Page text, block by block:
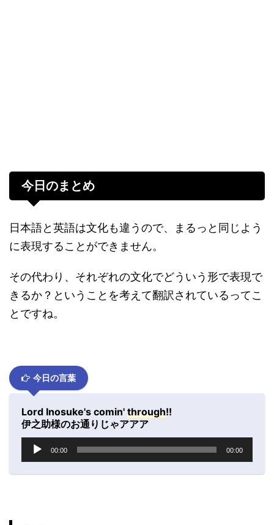
今日のまとめ
日本語と英語は文化も違うので、まるっと同じよう
に表現することができません。
その代わり、それぞれの文化でどういう形で表現で
きるか？ということを考えて翻訳されているってこ
とですね。
今日の言葉
Lord Inosuke's comin' through!!
伊之助様のお通りじゃアアア
00:00 00:00